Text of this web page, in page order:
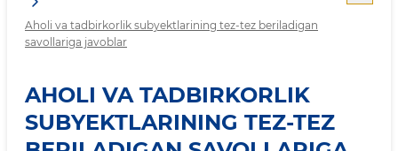
Aholi va tadbirkorlik subyektlarining tez-tez beriladigan
savollariga javoblar
AHOLI VA TADBIRKORLIK
SUBYEKTLARINING TEZ-TEZ